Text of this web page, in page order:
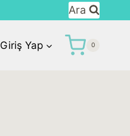
Ara
Giriş Yap 0